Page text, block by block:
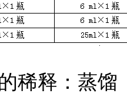
稀释：蒸馏